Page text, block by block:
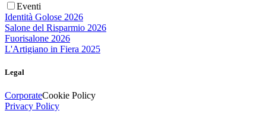
Eventi
Identità Golose 2026
Salone del Risparmio 2026
Fuorisalone 2026
L'Artigiano in Fiera 2025
Legal
CorporateCookie Policy
Privacy Policy